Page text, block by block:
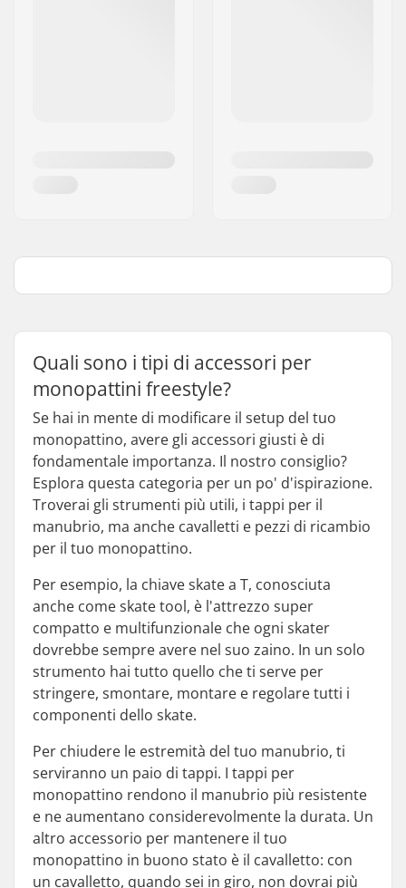
Quali sono i tipi di accessori per
monopattini freestyle?
Se hai in mente di modificare il setup del tuo
monopattino, avere gli accessori giusti è di
fondamentale importanza. Il nostro consiglio?
Esplora questa categoria per un po' d'ispirazione.
Troverai gli strumenti più utili, i tappi per il
manubrio, ma anche cavalletti e pezzi di ricambio
per il tuo monopattino.
Per esempio, la chiave skate a T, conosciuta
anche come skate tool, è l'attrezzo super
compatto e multifunzionale che ogni skater
dovrebbe sempre avere nel suo zaino. In un solo
strumento hai tutto quello che ti serve per
stringere, smontare, montare e regolare tutti i
componenti dello skate.
Per chiudere le estremità del tuo manubrio, ti
serviranno un paio di tappi. I tappi per
monopattino rendono il manubrio più resistente
e ne aumentano considerevolmente la durata. Un
altro accessorio per mantenere il tuo
monopattino in buono stato è il cavalletto: con
un cavalletto, quando sei in giro, non dovrai più